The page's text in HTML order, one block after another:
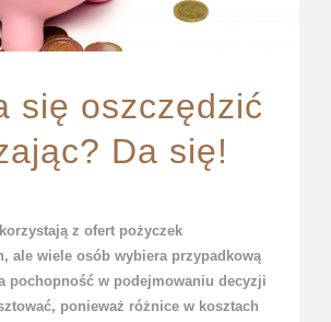
się oszczędzić
Da się!
z ofert pożyczek
ale wiele osób wybiera przypadkową
pochopność w podejmowaniu decyzji
ponieważ różnice w kosztach